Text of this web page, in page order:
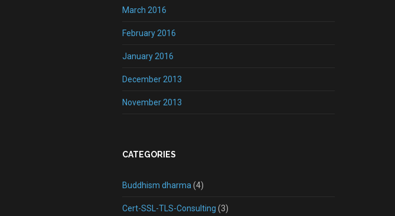
March 2016
February 2016
January 2016
December 2013
November 2013
CATEGORIES
Buddhism dharma (4)
Cert-SSL-TLS-Consulting (3)